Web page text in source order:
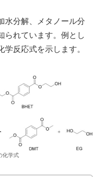
水分解、メタノール分
られています。例とし
反応式を示します。
化学式